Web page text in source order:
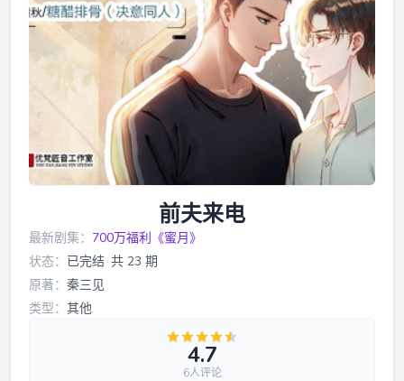
前夫来电
最新剧集： 700万福利《蜜月》
状态： 已完结·共 23 期
原著： 秦三见
类型： 其他
4.7
6人评论